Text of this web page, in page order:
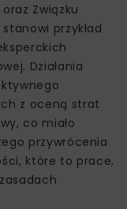
Związku
przykład
Działania
z oceną strat
co miało
przywrócenia
które to prace,